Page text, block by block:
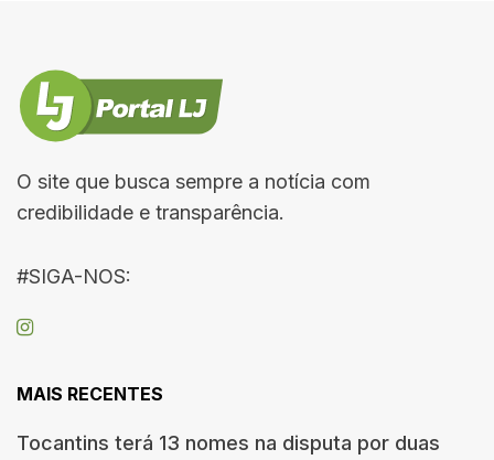
O site que busca sempre a notícia com
credibilidade e transparência.
#SIGA-NOS:
MAIS RECENTES
Tocantins terá 13 nomes na disputa por duas